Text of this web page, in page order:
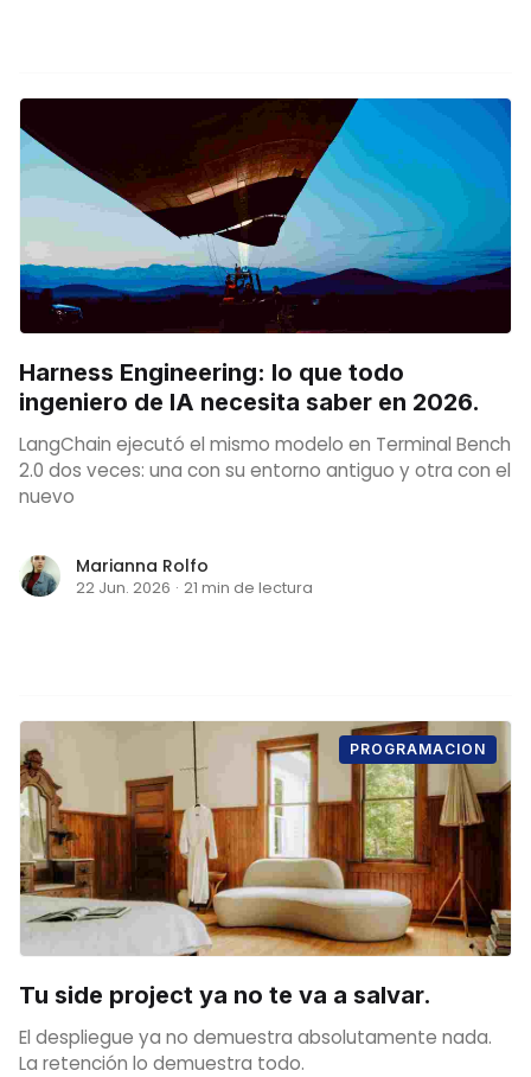
Harness Engineering: lo que todo
ingeniero de IA necesita saber en 2026.
LangChain ejecutó el mismo modelo en Terminal Bench
2.0 dos veces: una con su entorno antiguo y otra con el
nuevo
Marianna Rolfo
22 Jun. 2026 · 21 min de lectura
PROGRAMACION
Tu side project ya no te va a salvar.
El despliegue ya no demuestra absolutamente nada.
La retención lo demuestra todo.